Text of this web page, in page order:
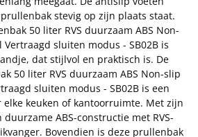
stevig op zijn plaats staat.
50 liter RVS duurzaam ABS Non-
sluiten modus - SB02B is
dat stijlvol en praktisch is. De
50 liter RVS duurzaam ABS Non-slip
sluiten modus - SB02B is een
elke keuken of kantoorruimte. Met zijn
ABS-constructie met RVS-
Bovendien is deze prullenbak